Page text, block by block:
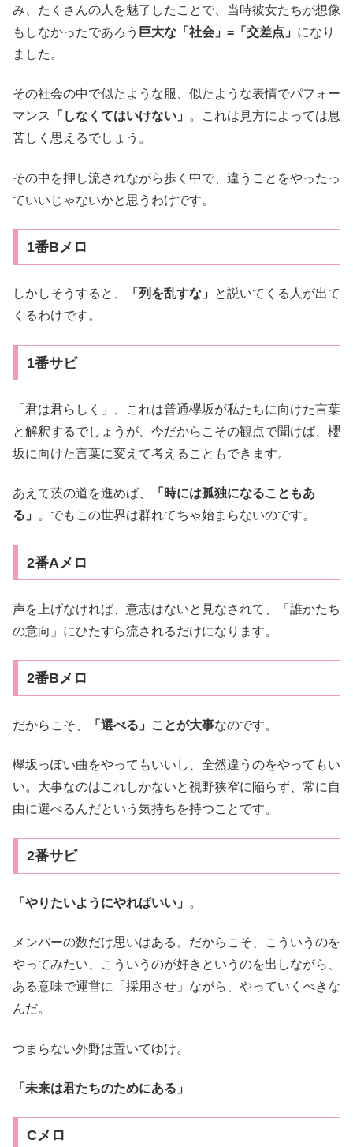
み、たくさんの人を魅了したことで、当時彼女たちが想像
もしなかったであろう 巨大な「社会」=「交差点」 になり
ました。
その社会の中で似たような服、似たような表情でパフォー
マンス
「しなくてはいけない」
。これは見方によっては息
苦しく思えるでしょう。
その中を押し流されながら歩く中で、違うことをやったっ
ていいじゃないかと思うわけです。
1番Bメロ
しかしそうすると、 「列を乱すな」
と説いてくる人が出て
くるわけです。
1番サビ
「君は君らしく」、これは普通欅坂が私たちに向けた言葉
と解釈するでしょうが、今だからこその観点で聞けば、櫻
坂に向けた言葉に変えて考えることもできます。
あえて茨の道を進めば、
「時には孤独になることもあ
る」 。でもこの世界は群れてちゃ始まらないのです。
2番Aメロ
声を上げなければ、意志はないと見なされて、「誰かたち
の意向」にひたすら流されるだけになります。
2番Bメロ
だからこそ、 「選べる」ことが大事なのです。
欅坂っぽい曲をやってもいいし、全然違うのをやってもい
い。大事なのはこれしかないと視野狭窄に陥らず、常に自
由に選べるんだという気持ちを持つことです。
2番サビ
「やりたいようにやればいい」 。
メンバーの数だけ思いはある。だからこそ、こういうのを
やってみたい、こういうのが好きというのを出しながら、
ある意味で運営に「採用させ」ながら、やっていくべきな
んだ。
つまらない外野は置いてゆけ。
「未来は君たちのためにある」
Cメロ